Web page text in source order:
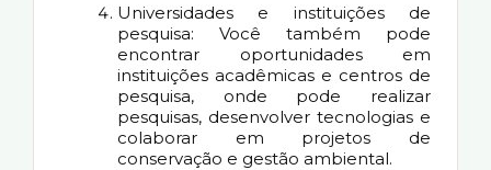
Universidades e instituições de
pesquisa: Você também pode
encontrar oportunidades em
instituições acadêmicas e centros de
pesquisa, onde pode realizar
pesquisas, desenvolver tecnologias e
colaborar em projetos de
conservação e gestão ambiental.